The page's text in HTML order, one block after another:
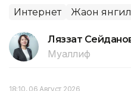
Интернет Жаҳон
Ляззат
Муаллиф
18:10, 06 Август 2026